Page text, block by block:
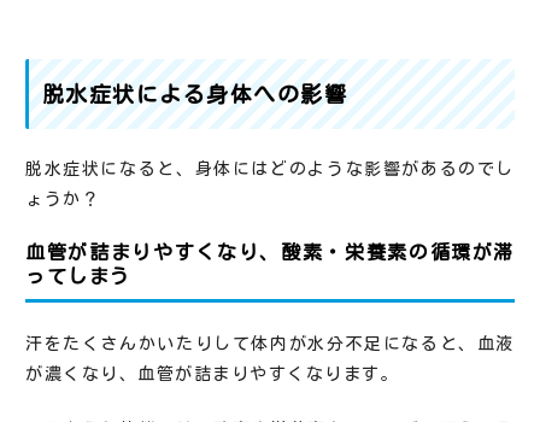
脱水症状による身体への影響
脱水症状になると、身体にはどのような影響があるのでし
ょうか？
血管が詰まりやすくなり、酸素・栄養素の循環が滞
ってしまう
汗をたくさんかいたりして体内が水分不足になると、血液
が濃くなり、血管が詰まりやすくなります。